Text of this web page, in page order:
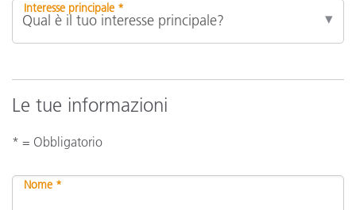
Interesse principale *
Le tue informazioni
* = Obbligatorio
Nome *